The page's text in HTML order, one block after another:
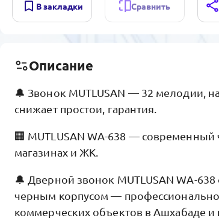
В закладки Сравнить
Описание
🔔 Звонок MUTLUSAN — 32 мелодии,
снижает простои, гарантия.
🏢 MUTLUSAN WA-638 —
магазинах и ЖК.
🔔 Дверной звонок MUTLUSAN WA-
черным корпусом —
коммерческих объектов в Ашхабаде и